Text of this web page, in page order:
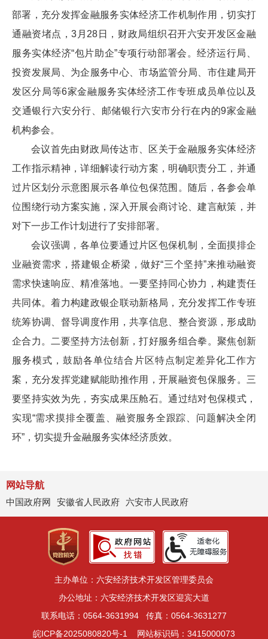
部署，充分发挥金融服务实体经济工作机制作用，切实打
通融资堵点，3月28日，财政局组织召开六安开发区金融
服务实体经济“包片助企”专项行动部署会。经济运行局、
投资发展局、为企服务中心、市场监管分局、市住建局开
发区分局等6家金融服务实体经济工作专班成员单位以及
交通银行六安分行、邮储银行六安市分行在内的9家金融
机构参会。
会议首先由财政局传达市、区关于金融服务实体经济
工作指示精神，详细解读行动方案，明确职责分工，并通
过片区划分示意图展示各单位包保范围。随后，各参会单
位围绕行动方案实施，深入开展会商讨论、建言献策，并
对下一步工作计划进行了安排部署。
会议强调，各单位要通过片区包保机制，全面摸排企
业融资需求，搭建银企桥梁，做好“三个坚持”来推动融资
需求快速响应、精准落地。一要坚持同心协力，构建责任
共同体。着力构建政银企联动新格局，充分发挥工作专班
统筹协调、督导调度作用，共享信息、整合资源，形成助
企合力。二要坚持方法创新，打好服务组合拳。聚焦创新
服务模式，鼓励各单位结合片区特点制定差异化工作方
案，充分发挥党建赋能助推作用，开展融资包保服务。三
要坚持实效为先，夯实成果压舱石。通过结对包保模式，
实现“需求摸排全覆盖、融资服务全跟踪、问题解决全闭
环”，切实提升金融服务实体经济质效。
网站导航
中国政府网
安徽省人民政府 六安市人民政府
主办单位：六安经济技术开发区管理委员会
办公地址：六安经济技术开发区迎宾大道
联系电话：0564-3631994
传真：0564-3631277
皖ICP备2025080820号-1
网站标识码：3415000073